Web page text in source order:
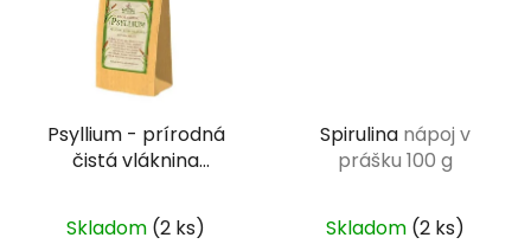
Psyllium - prírodná
čistá vláknina
Skladom (2 ks)
Spirulina nápoj v
prášku 100 g
Skladom (2 ks)